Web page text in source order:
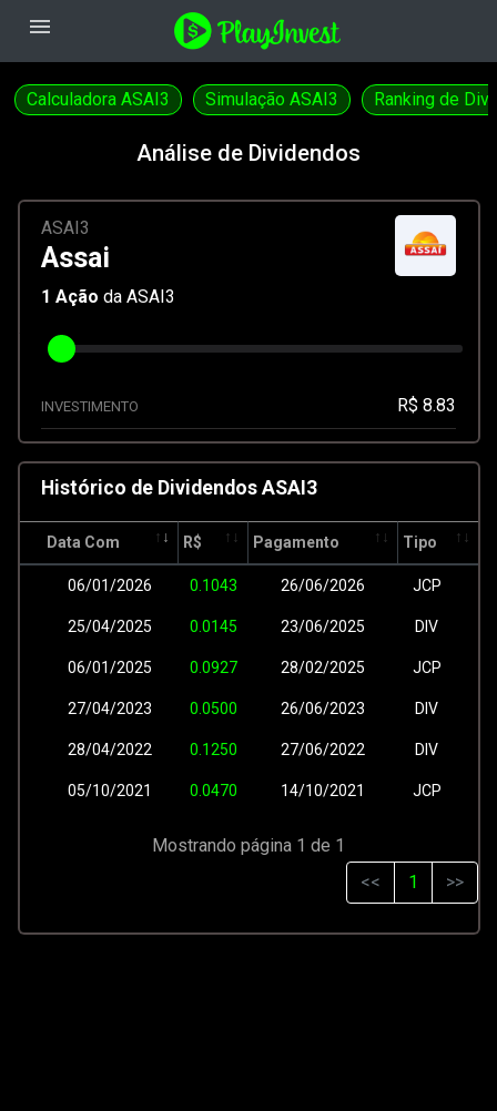
menu
Calculadora ASAI3 Simulação ASAI3 Ranking de
Análise de Dividendos
ASAI3
Assai
1 Ação da ASAI3
INVESTIMENTO R$ 8.83
Histórico de Dividendos ASAI3
Data Com R$ Pagamento Tipo
06/01/2026 0.1043 26/06/2026 JCP
25/04/2025 0.0145 23/06/2025 DIV
06/01/2025 0.0927 28/02/2025 JCP
27/04/2023 0.0500 26/06/2023 DIV
28/04/2022 0.1250 27/06/2022 DIV
05/10/2021 0.0470 14/10/2021 JCP
Mostrando página 1 de 1
<<
1 >>